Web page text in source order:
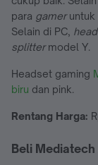
para gamer
Selain di PC,
splittermodel Y.
Headset gaming
biru dan pink.
Rentang Harga:
Beli Mediatech